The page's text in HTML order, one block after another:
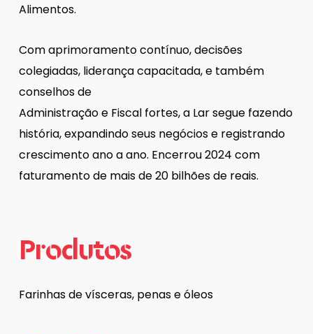
Alimentos.
Com aprimoramento contínuo, decisões
colegiadas, liderança capacitada, e também
conselhos de
Administração e Fiscal fortes, a Lar segue fazendo
história, expandindo seus negócios e registrando
crescimento ano a ano. Encerrou 2024 com
faturamento de mais de 20 bilhões de reais.
Produtos
Farinhas de vísceras, penas e óleos